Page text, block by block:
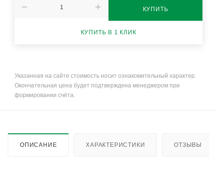
КУПИТЬ
КУПИТЬ В 1 КЛИК
Указанная на сайте стоимость носит ознакомительный характер.
Окончательная цена будет подтверждена менеджером при
формировании счёта.
ОПИСАНИЕ ХАРАКТЕРИСТИКИ ОТЗЫВЫ